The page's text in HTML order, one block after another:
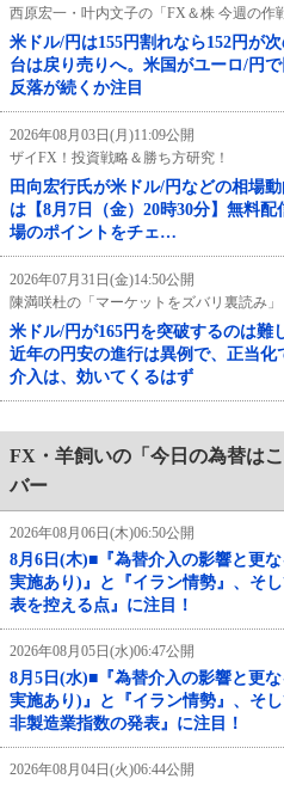
西原宏一・叶内文子の「FX＆株 今週の作
米ドル/円は155円割れなら152円が
台は戻り売りへ。米国がユーロ/円
反落が続くか注目
2026年08月03日(月)11:09公開
ザイFX！投資戦略＆勝ち方研究！
田向宏行氏が米ドル/円などの相場
は【8月7日（金）20時30分】無料
場のポイントをチェ…
2026年07月31日(金)14:50公開
陳満咲杜の「マーケットをズバリ裏読み」
米ドル/円が165円を突破するのは難
近年の円安の進行は異例で、正当
介入は、効いてくるはず
FX・羊飼いの「今日の為替は
バー
2026年08月06日(木)06:50公開
8月6日(木)■『為替介入の影響と更
実施あり)』と『イラン情勢』、そ
表を控える点』に注目！
2026年08月05日(水)06:47公開
8月5日(水)■『為替介入の影響と更
実施あり)』と『イラン情勢』、そ
非製造業指数の発表』に注目！
2026年08月04日(火)06:44公開